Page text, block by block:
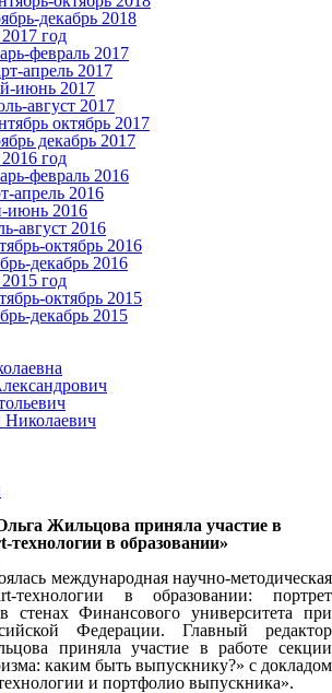
декабрь 2018
год
февраль 2017
апрель 2017
июнь 2017
август 2017
октябрь 2017
декабрь 2017
год
февраль 2016
апрель 2016
июнь 2016
август 2016
октябрь 2016
декабрь 2016
год
октябрь 2015
декабрь 2015
Николаевич
Жильцова приняла участие в
технологии в образовании»
международная научно-методическая
технологии в образовании: портрет
стенах Финансового университета при
Федерации. Главный редактор
приняла участие в работе секции
каким быть выпускнику?» с докладом
и портфолио выпускника».